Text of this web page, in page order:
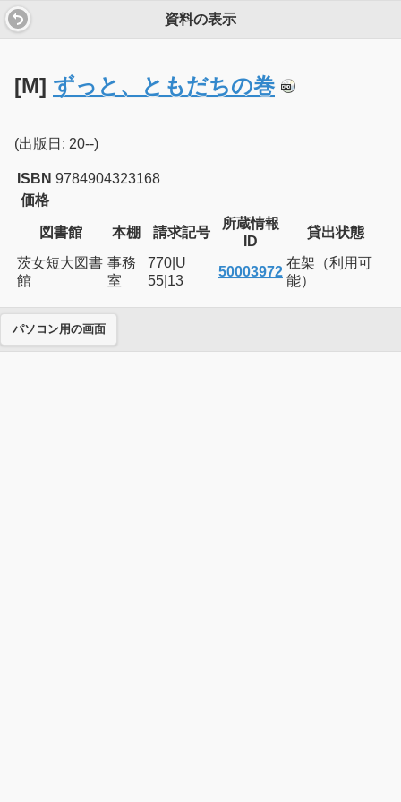
資料の表示
[M] ずっと、ともだちの巻
(出版日: 20--)
ISBN 9784904323168
価格
図書館 本棚 請求記号
所蔵情報
ID
貸出状態
茨女短大図書
館
事務
室
770|U
55|13
50003972
在架（利用可
能）
パソコン用の画面